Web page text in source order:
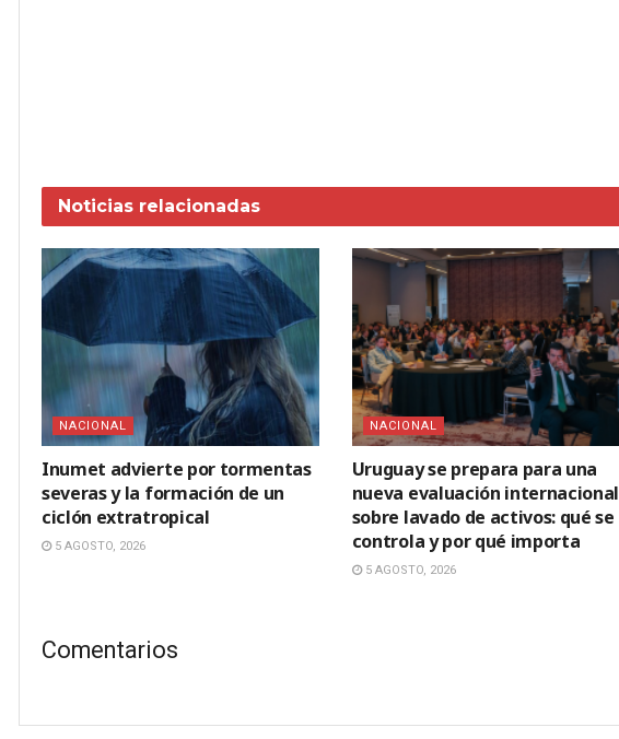
Noticias relacionadas
NACIONAL
Inumet advierte por tormentas
severas y la formación de un
ciclón extratropical
5 AGOSTO, 2026
NACIONAL
Uruguay se prepara para una
nueva evaluación internacional
sobre lavado de activos: qué se
controla y por qué importa
5 AGOSTO, 2026
Comentarios